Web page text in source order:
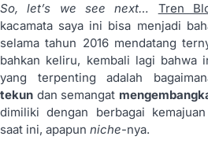
So, let’s we see next… Tren
kacamata saya ini bisa menjadi
selama tahun 2016 mendatang
bahkan keliru, kembali lagi bahwa
yang terpenting adalah
tekun dan semangat
dimiliki dengan berbagai
saat ini, apapun niche-nya.